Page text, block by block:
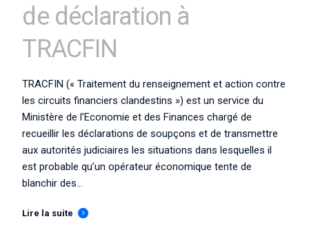
de déclaration à
TRACFIN
TRACFIN (« Traitement du renseignement et action contre
les circuits financiers clandestins ») est un service du
Ministère de l’Economie et des Finances chargé de
recueillir les déclarations de soupçons et de transmettre
aux autorités judiciaires les situations dans lesquelles il
est probable qu’un opérateur économique tente de
blanchir des...
Lire la suite